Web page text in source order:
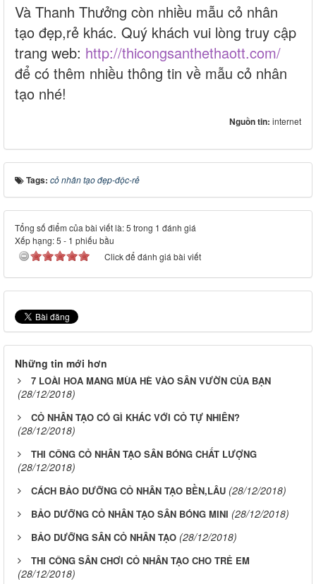
Và Thanh Thưởng còn nhiều mẫu cỏ nhân
tạo đẹp,rẻ khác. Quý khách vui lòng truy cập
trang web: http://thicongsanthethaott.com/
để có thêm nhiều thông tin về mẫu cỏ nhân
tạo nhé!
Nguồn tin: internet
Tags: cỏ nhân tạo đẹp-độc-rẻ
Tổng số điểm của bài viết là: 5 trong 1 đánh giá
Xếp hạng:5 - 1 phiếu bầu
Click để đánh giá bài viết
Những tin mới hơn
7 LOÀI HOA MANG MÙA HÈ VÀO SÂN VƯỜN CỦA BẠN
(28/12/2018)
CỎ NHÂN TẠO CÓ GÌ KHÁC VỚI CỎ TỰ NHIÊN?
(28/12/2018)
THI CÔNG CỎ NHÂN TẠO SÂN BÓNG CHẤT LƯỢNG
(28/12/2018)
CÁCH BẢO DƯỠNG CỎ NHÂN TẠO BỀN,LÂU (28/12/2018)
BẢO DƯỠNG CỎ NHÂN TẠO SÂN BÓNG MINI (28/12/2018)
BẢO DƯỠNG SÂN CỎ NHÂN TẠO (28/12/2018)
THI CÔNG SÂN CHƠI CỎ NHÂN TẠO CHO TRẺ EM
(28/12/2018)